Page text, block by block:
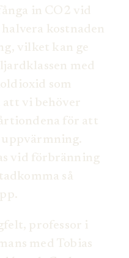
in CO2 vid
kostnaden
vilket kan ge
med
som
vi behöver
för att
uppvärmning.
vid förbränning
så
professor i
med Tobias